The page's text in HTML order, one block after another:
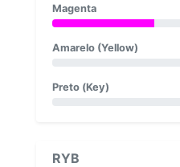
Magenta
Amarelo (Yellow)
Preto (Key)
RYB